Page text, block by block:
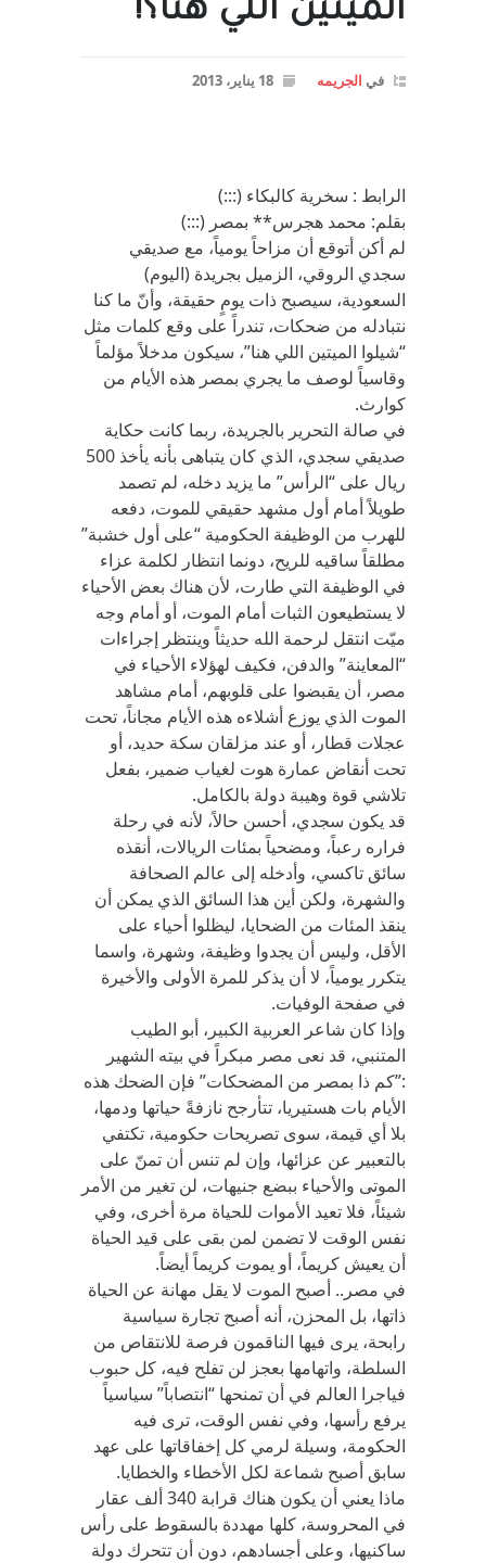
الميتين اللي هنا؟!
في الجريمه 18 يناير، 2013
الرابط : سخرية كالبكاء (:::)
بقلم: محمد هجرس** بمصر (:::)
لم أكن أتوقع أن مزاحاً يومياً، مع صديقي
سجدي الروقي، الزميل بجريدة (اليوم)
السعودية، سيصبح ذات يومٍ حقيقة، وأنّ ما كنا
نتبادله من ضحكات، تندراً على وقع كلمات مثل
“شيلوا الميتين اللي هنا”، سيكون مدخلاً مؤلماً
وقاسياً لوصف ما يجري بمصر هذه الأيام من
كوارث.
في صالة التحرير بالجريدة، ربما كانت حكاية
صديقي سجدي، الذي كان يتباهى بأنه يأخذ 500
ريال على “الرأس” ما يزيد دخله، لم تصمد
طويلاً أمام أول مشهد حقيقي للموت، دفعه
للهرب من الوظيفة الحكومية “على أول خشبة”
مطلقاً ساقيه للريح، دونما انتظار لكلمة عزاء
في الوظيفة التي طارت، لأن هناك بعض الأحياء
لا يستطيعون الثبات أمام الموت، أو أمام وجه
ميّت انتقل لرحمة الله حديثاً وينتظر إجراءات
“المعاينة” والدفن، فكيف لهؤلاء الأحياء في
مصر، أن يقبضوا على قلوبهم، أمام مشاهد
الموت الذي يوزع أشلاءه هذه الأيام مجاناً، تحت
عجلات قطار، أو عند مزلقان سكة حديد، أو
تحت أنقاض عمارة هوت لغياب ضمير، بفعل
تلاشي قوة وهيبة دولة بالكامل.
قد يكون سجدي، أحسن حالاً، لأنه في رحلة
فراره رعباً، ومضحياً بمئات الريالات، أنقذه
سائق تاكسي، وأدخله إلى عالم الصحافة
والشهرة، ولكن أين هذا السائق الذي يمكن أن
ينقذ المئات من الضحايا، ليظلوا أحياء على
الأقل، وليس أن يجدوا وظيفة، وشهرة، واسما
يتكرر يومياً، لا أن يذكر للمرة الأولى والأخيرة
في صفحة الوفيات.
وإذا كان شاعر العربية الكبير، أبو الطيب
المتنبي، قد نعى مصر مبكراً في بيته الشهير
:”كم ذا بمصر من المضحكات” فإن الضحك هذه
الأيام بات هستيريا، تتأرجح نازفةً حياتها ودمها،
بلا أي قيمة، سوى تصريحات حكومية، تكتفي
بالتعبير عن عزائها، وإن لم تنس أن تمنّ على
الموتى والأحياء ببضع جنيهات، لن تغير من الأمر
شيئاً، فلا تعيد الأموات للحياة مرة أخرى، وفي
نفس الوقت لا تضمن لمن بقى على قيد الحياة
أن يعيش كريماً، أو يموت كريماً أيضاً.
في مصر.. أصبح الموت لا يقل مهانة عن الحياة
ذاتها، بل المحزن، أنه أصبح تجارة سياسية
رابحة، يرى فيها الناقمون فرصة للانتقاص من
السلطة، واتهامها بعجز لن تفلح فيه، كل حبوب
فياجرا العالم في أن تمنحها “انتصاباً” سياسياً
يرفع رأسها، وفي نفس الوقت، ترى فيه
الحكومة، وسيلة لرمي كل إخفاقاتها على عهد
سابق أصبح شماعة لكل الأخطاء والخطايا.
ماذا يعني أن يكون هناك قرابة 340 ألف عقار
في المحروسة، كلها مهددة بالسقوط على رأس
ساكنيها، وعلى أجسادهم، دون أن تتحرك دولة